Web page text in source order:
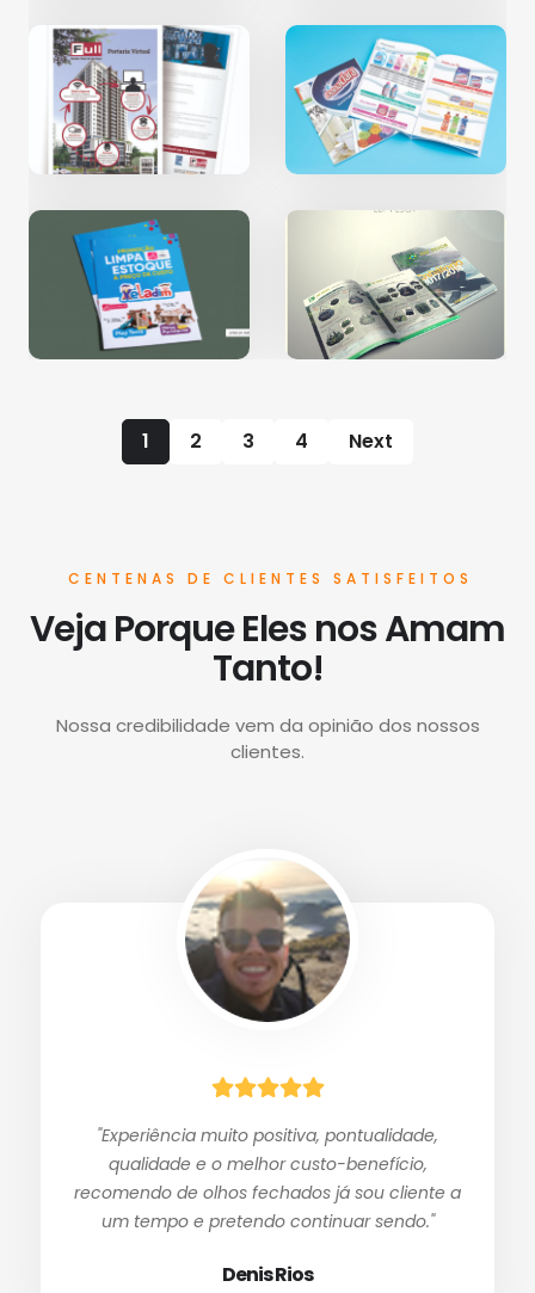
1 2 3 4 Next
CENTENAS DE CLIENTES SATISFEITOS
Veja Porque Eles nos Amam
Tanto!
Nossa credibilidade vem da opinião dos nossos
clientes.
"Experiência muito positiva, pontualidade,
qualidade e o melhor custo-benefício,
recomendo de olhos fechados já sou cliente a
um tempo e pretendo continuar sendo."
Denis Rios